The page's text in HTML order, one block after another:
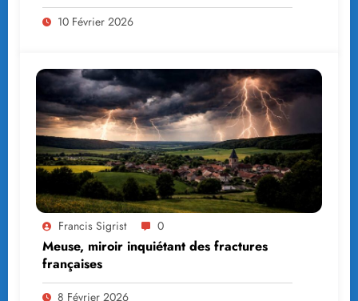
10 Février 2026
Francis Sigrist 0
Meuse, miroir inquiétant des fractures
françaises
8 Février 2026